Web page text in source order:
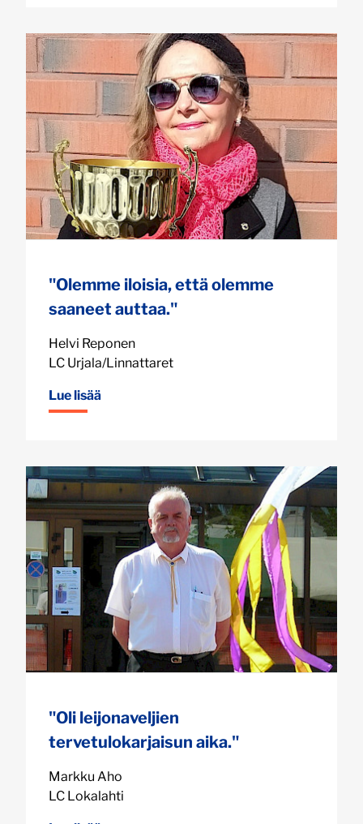
"Olemme iloisia, että olemme
saaneet auttaa."
Helvi Reponen
LC Urjala/Linnattaret
Lue lisää
"Oli leijonaveljien
tervetulokarjaisun aika."
Markku Aho
LC Lokalahti